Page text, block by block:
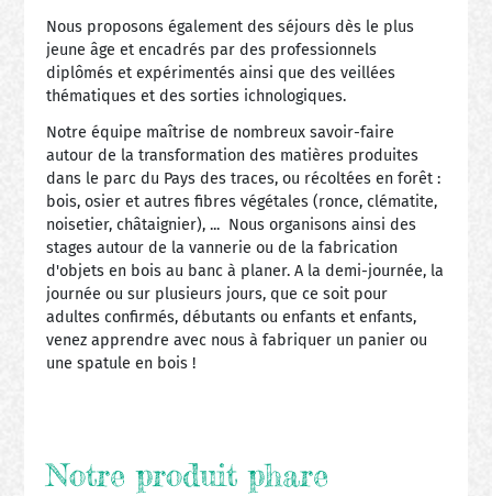
Nous proposons également des séjours dès le plus
jeune âge et encadrés par des professionnels
diplômés et expérimentés ainsi que des veillées
thématiques et des sorties ichnologiques.
Notre équipe maîtrise de nombreux savoir-faire
autour de la transformation des matières produites
dans le parc du Pays des traces, ou récoltées en forêt :
bois, osier et autres fibres végétales (ronce, clématite,
noisetier, châtaignier), ... Nous organisons ainsi des
stages autour de la vannerie ou de la fabrication
d'objets en bois au banc à planer. A la demi-journée, la
journée ou sur plusieurs jours, que ce soit pour
adultes confirmés, débutants ou enfants et enfants,
venez apprendre avec nous à fabriquer un panier ou
une spatule en bois !
Notre produit phare